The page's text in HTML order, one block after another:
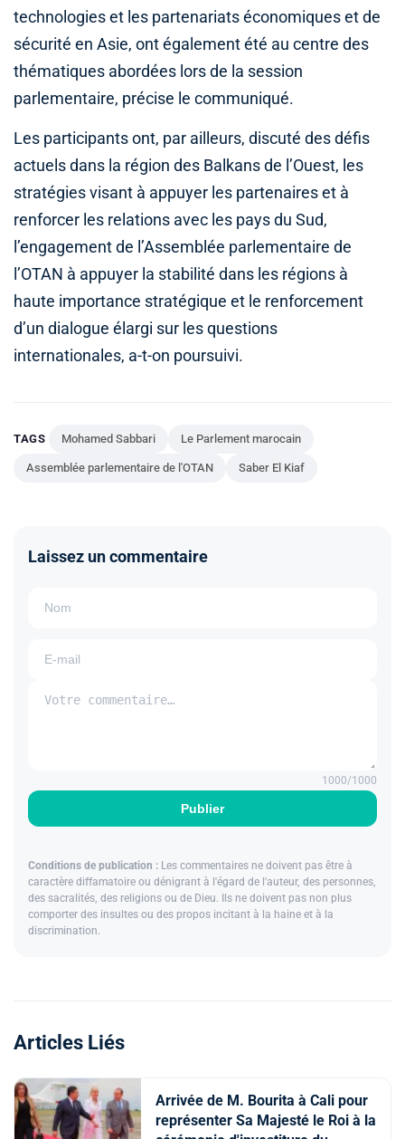
technologies et les partenariats économiques et de
sécurité en Asie, ont également été au centre des
thématiques abordées lors de la session
parlementaire, précise le communiqué.
Les participants ont, par ailleurs, discuté des défis
actuels dans la région des Balkans de l’Ouest, les
stratégies visant à appuyer les partenaires et à
renforcer les relations avec les pays du Sud,
l’engagement de l’Assemblée parlementaire de
l’OTAN à appuyer la stabilité dans les régions à
haute importance stratégique et le renforcement
d’un dialogue élargi sur les questions
internationales, a-t-on poursuivi.
TAGS Mohamed Sabbari Le Parlement marocain
Assemblée parlementaire de l'OTAN Saber El Kiaf
Laissez un commentaire
Publier
1000/1000
Conditions de publication : Les commentaires ne doivent pas être à
caractère diffamatoire ou dénigrant à l'égard de l'auteur, des personnes,
des sacralités, des religions ou de Dieu. Ils ne doivent pas non plus
comporter des insultes ou des propos incitant à la haine et à la
discrimination.
Articles Liés
Arrivée de M. Bourita à Cali pour
représenter Sa Majesté le Roi à la